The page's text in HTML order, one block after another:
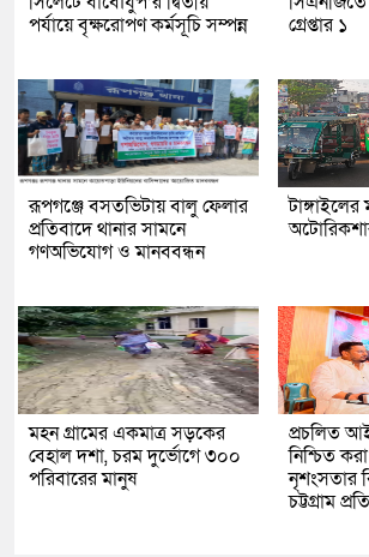
পর্যায়ে বৃক্ষরোপণ কর্মসূচি সম্পন্ন
গ্রেপ্তার ১
রূপগঞ্জে বসতভিটায় বালু ফেলার
প্রতিবাদে থানার সামনে
গণঅভিযোগ ও মানববন্ধন
মহন গ্রামের একমাত্র সড়কের
বেহাল দশা, চরম দুর্ভোগে ৩০০
পরিবারের মানুষ
প্রচলিত
নিশ্চিত
নৃশংসতার
চট্টগ্রাম